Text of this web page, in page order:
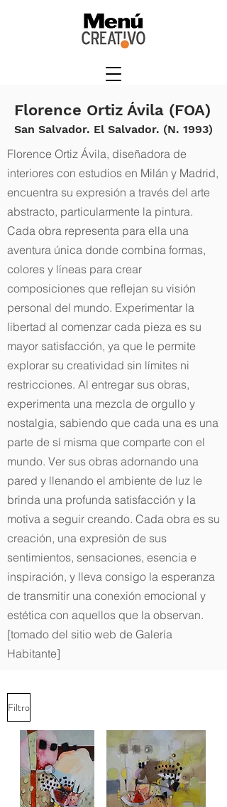
Florence Ortiz Ávila (FOA)
San Salvador. El Salvador. (N. 1993)
Florence Ortiz Ávila, diseñadora de
interiores con estudios en Milán y Madrid,
encuentra su expresión a través del arte
abstracto, particularmente la pintura.
Cada obra representa para ella una
aventura única donde combina formas,
colores y líneas para crear
composiciones que reflejan su visión
personal del mundo. Experimentar la
libertad al comenzar cada pieza es su
mayor satisfacción, ya que le permite
explorar su creatividad sin límites ni
restricciones. Al entregar sus obras,
experimenta una mezcla de orgullo y
nostalgia, sabiendo que cada una es una
parte de sí misma que comparte con el
mundo. Ver sus obras adornando una
pared y llenando el ambiente de luz le
brinda una profunda satisfacción y la
motiva a seguir creando. Cada obra es su
creación, una expresión de sus
sentimientos, sensaciones, esencia e
inspiración, y lleva consigo la esperanza
de transmitir una conexión emocional y
estética con aquellos que la observan.
[tomado del sitio web de Galería
Habitante]
Filtro